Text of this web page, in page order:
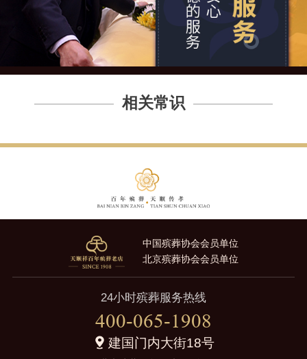
相关常识
中国殡葬协会会员单位
北京殡葬协会会员单位
24小时殡葬服务热线
400-065-1908
建国门内大街18号